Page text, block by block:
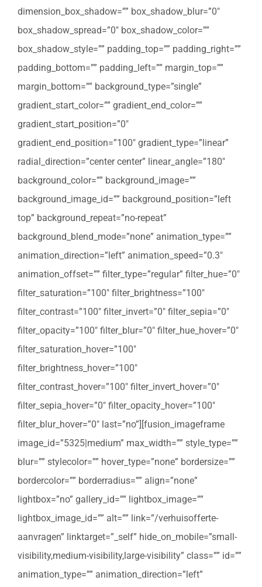
dimension_box_shadow=”” box_shadow_blur=”0″
box_shadow_spread=”0″ box_shadow_color=””
box_shadow_style=”” padding_top=”” padding_right=””
padding_bottom=”” padding_left=”” margin_top=””
margin_bottom=”” background_type=”single”
gradient_start_color=”” gradient_end_color=””
gradient_start_position=”0″
gradient_end_position=”100″ gradient_type=”linear”
radial_direction=”center center” linear_angle=”180″
background_color=”” background_image=””
background_image_id=”” background_position=”left
top” background_repeat=”no-repeat”
background_blend_mode=”none” animation_type=””
animation_direction=”left” animation_speed=”0.3″
animation_offset=”” filter_type=”regular” filter_hue=”0″
filter_saturation=”100″ filter_brightness=”100″
filter_contrast=”100″ filter_invert=”0″ filter_sepia=”0″
filter_opacity=”100″ filter_blur=”0″ filter_hue_hover=”0″
filter_saturation_hover=”100″
filter_brightness_hover=”100″
filter_contrast_hover=”100″ filter_invert_hover=”0″
filter_sepia_hover=”0″ filter_opacity_hover=”100″
filter_blur_hover=”0″ last=”no”][fusion_imageframe
image_id=”5325|medium” max_width=”” style_type=””
blur=”” stylecolor=”” hover_type=”none” bordersize=””
bordercolor=”” borderradius=”” align=”none”
lightbox=”no” gallery_id=”” lightbox_image=””
lightbox_image_id=”” alt=”” link=”/verhuisofferte-
aanvragen” linktarget=”_self” hide_on_mobile=”small-
visibility,medium-visibility,large-visibility” class=”” id=””
animation_type=”” animation_direction=”left”